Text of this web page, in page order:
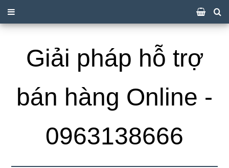
Giải pháp hỗ trợ
bán hàng Online -
0963138666